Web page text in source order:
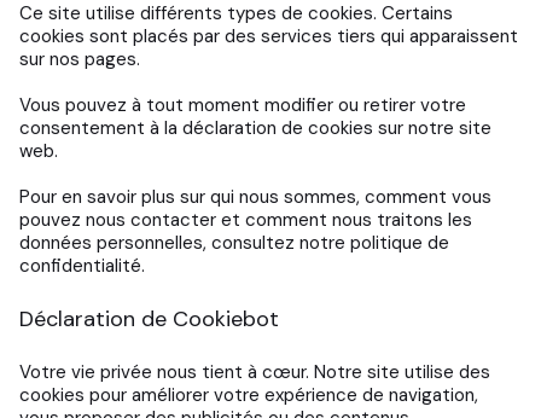
Ce site utilise différents types de cookies. Certains
cookies sont placés par des services tiers qui apparaissent
sur nos pages.
Vous pouvez à tout moment modifier ou retirer votre
consentement à la déclaration de cookies sur notre site
web.
Pour en savoir plus sur qui nous sommes, comment vous
pouvez nous contacter et comment nous traitons les
données personnelles, consultez notre politique de
confidentialité.
Déclaration de Cookiebot
Votre vie privée nous tient à cœur. Notre site utilise des
cookies pour améliorer votre expérience de navigation,